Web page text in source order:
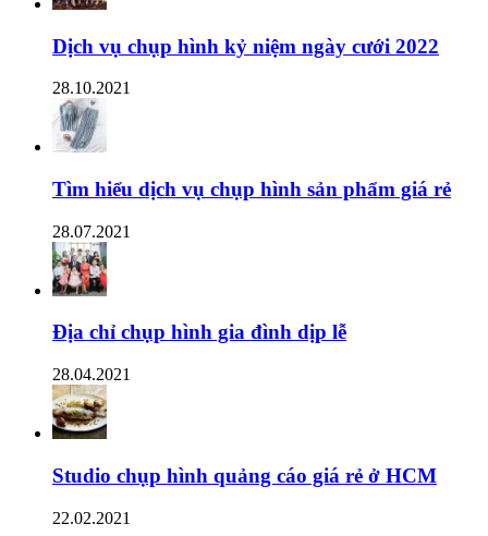
Dịch vụ chụp hình kỷ niệm ngày cưới 2022
28.10.2021
Tìm hiểu dịch vụ chụp hình sản phẩm giá rẻ
28.07.2021
Địa chỉ chụp hình gia đình dịp lễ
28.04.2021
Studio chụp hình quảng cáo giá rẻ ở HCM
22.02.2021